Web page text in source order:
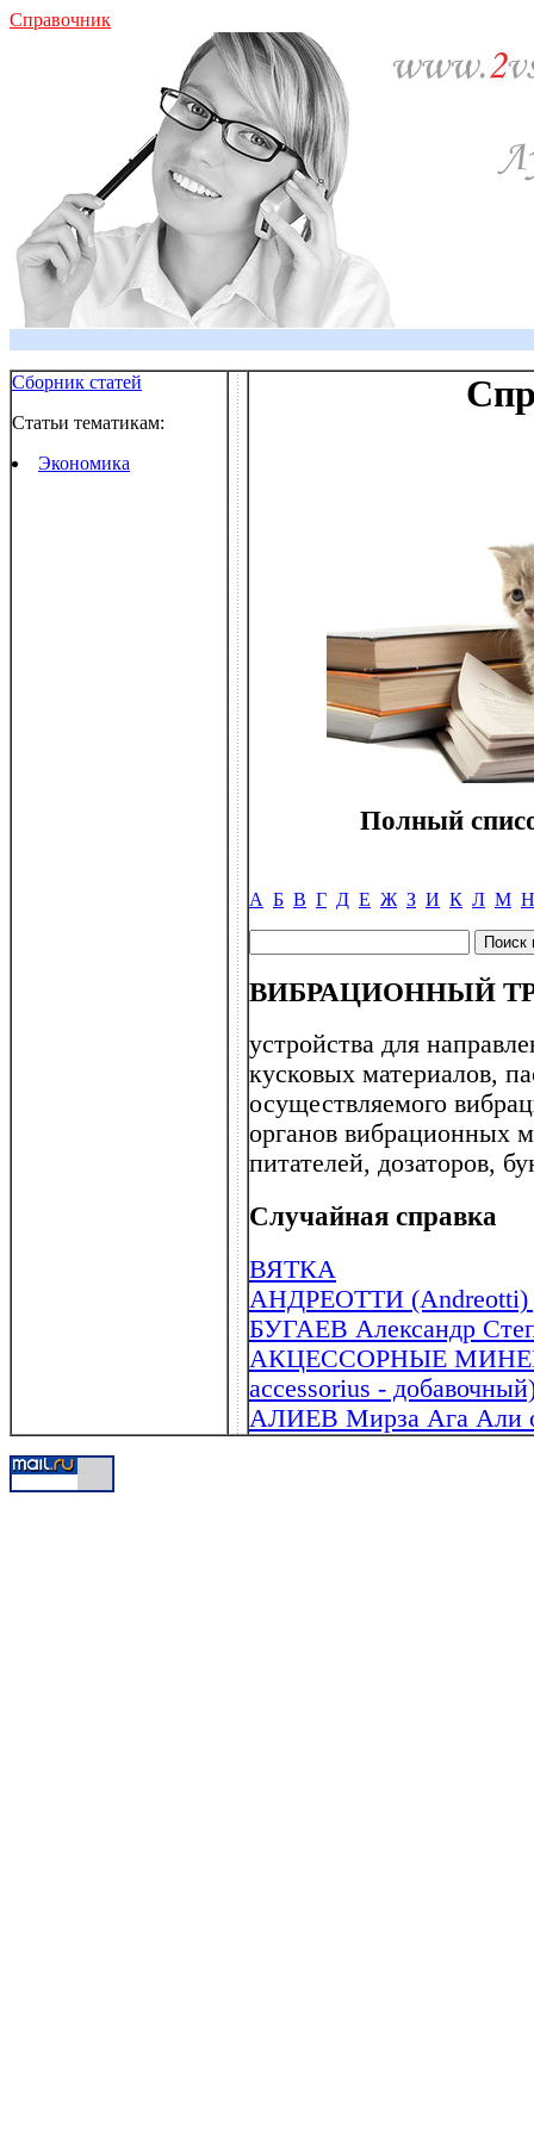
Справочник
Сборник статей
Статьи тематикам:
Экономика
Полный
А Б В Г Д Е Ж З И К Л М Н
ВИБРАЦИОННЫЙ
устройства для
кусковых материалов,
осуществляемого
органов вибрационных
питателей, дозаторов,
Случайная справка
ВЯТКА
АНДРЕОТТИ (Andreotti)
БУГАЕВ Александр
АКЦЕССОРНЫЕ
accessorius -
АЛИЕВ Мирза Ага Али